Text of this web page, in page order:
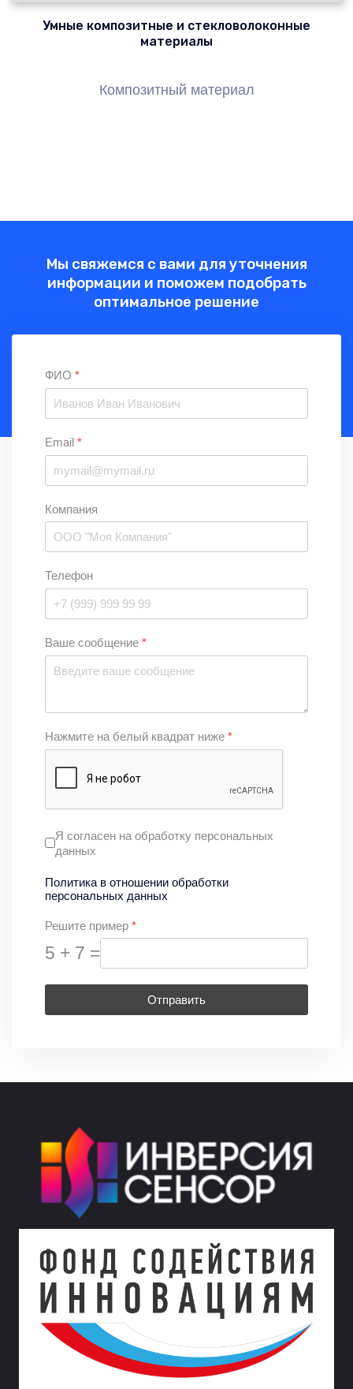
Умные композитные и стекловолоконные
материалы
Композитный материал
Мы свяжемся с вами для уточнения
информации и поможем подобрать
оптимальное решение
ФИО *
Email *
Компания
Телефон
Ваше сообщение *
Нажмите на белый квадрат ниже *
Я согласен на обработку персональных
данных
Политика в отношении обработки
персональных данных
Решите пример *
5 + 7 =
Отправить